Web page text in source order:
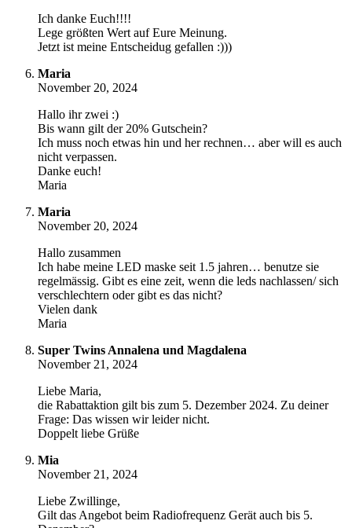
Ich danke Euch!!!!
Lege größten Wert auf Eure Meinung.
Jetzt ist meine Entscheidug gefallen :)))
Maria
November 20, 2024
Hallo ihr zwei :)
Bis wann gilt der 20% Gutschein?
Ich muss noch etwas hin und her rechnen… aber will es auch
nicht verpassen.
Danke euch!
Maria
Maria
November 20, 2024
Hallo zusammen
Ich habe meine LED maske seit 1.5 jahren… benutze sie
regelmässig. Gibt es eine zeit, wenn die leds nachlassen/ sich
verschlechtern oder gibt es das nicht?
Vielen dank
Maria
Super Twins Annalena und Magdalena
November 21, 2024
Liebe Maria,
die Rabattaktion gilt bis zum 5. Dezember 2024. Zu deiner
Frage: Das wissen wir leider nicht.
Doppelt liebe Grüße
Mia
November 21, 2024
Liebe Zwillinge,
Gilt das Angebot beim Radiofrequenz Gerät auch bis 5.